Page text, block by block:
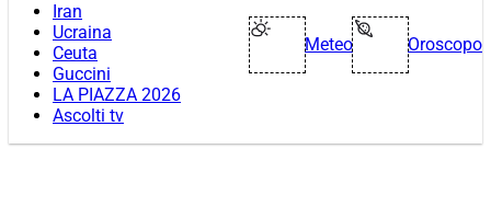
Iran
Ucraina
Ceuta
Guccini
LA PIAZZA 2026
Ascolti tv
Meteo Oroscopo